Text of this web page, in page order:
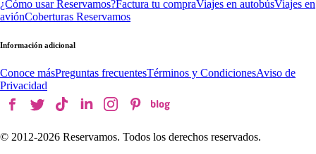
¿Cómo usar Reservamos?Factura tu compraViajes en autobúsViajes en
aviónCoberturas Reservamos
Información adicional
Conoce másPreguntas frecuentesTérminos y CondicionesAviso de
Privacidad
© 2012-2026 Reservamos. Todos los derechos reservados.